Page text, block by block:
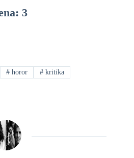
3
# horor # kritika